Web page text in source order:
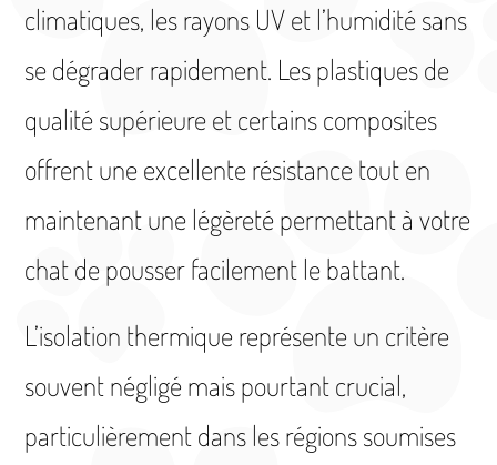
climatiques, les rayons UV et l’humidité sans
se dégrader rapidement. Les plastiques de
qualité supérieure et certains composites
offrent une excellente résistance tout en
maintenant une légèreté permettant à votre
chat de pousser facilement le battant.
L’isolation thermique représente un critère
souvent négligé mais pourtant crucial,
particulièrement dans les régions soumises